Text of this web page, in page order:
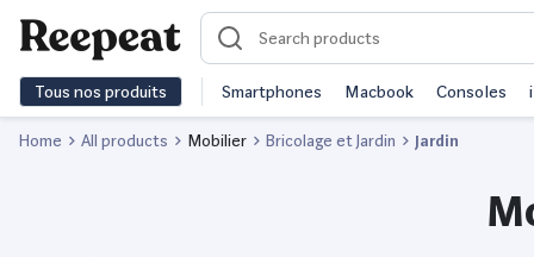
Tous nos produits Smartphones Macbook Consoles
Home All products Mobilier Bricolage et Jardin Jardin